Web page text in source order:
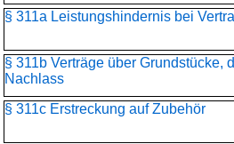
§ 311a Leistungshindernis bei
§ 311b Verträge über Grundstücke,
Nachlass
§ 311c Erstreckung auf Zubehör